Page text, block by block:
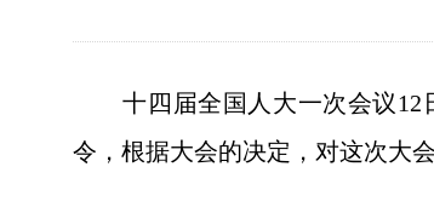
十四届全国人大一次会议12日
令，根据大会的决定，对这次大